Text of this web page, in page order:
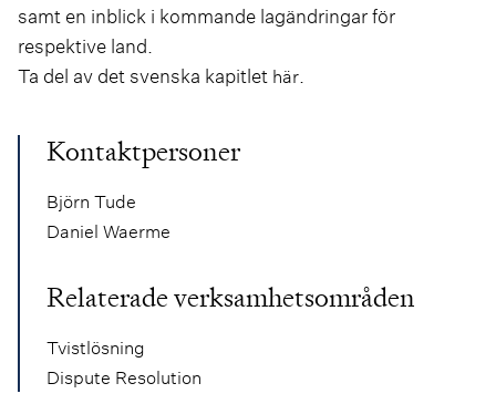
samt en inblick i kommande lagändringar för
respektive land.
Ta del av det svenska kapitlet här.
Kontaktpersoner
Björn Tude
Daniel Waerme
Relaterade verksamhetsområden
Tvistlösning
Dispute Resolution